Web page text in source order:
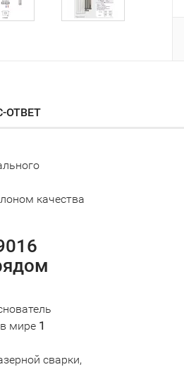
ОТВЕТ
качества
мире 1
сварки,